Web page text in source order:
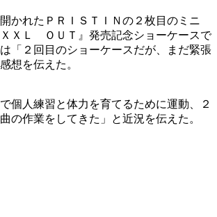
かれたＰＲＩＳＴＩＮの２枚目のミニ
ＸＬ ＯＵＴ』発売記念ショーケースで
「２回目のショーケースだが、まだ緊張
想を伝えた。
個人練習と体力を育てるために運動、２
の作業をしてきた」と近況を伝えた。